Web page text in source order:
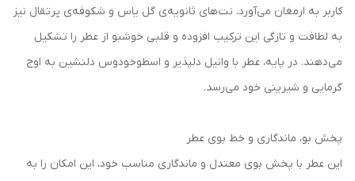
کاربر به ارمغان می‌آورد. نت‌های ثانویه‌ی گل یاس و شکوفه‌ی پرتقال نیز
به لطافت و تازگی این ترکیب افزوده و قلبی خوشبو از عطر را تشکیل
می‌دهند. در پایه، عطر با وانیل دلپذیر و اسطوخودوس دلنشین به اوج
گرمایی و شیرینی خود می‌رسد.
پخش بو، ماندگاری و خط بوی عطر
این عطر با پخش بوی معتدل و ماندگاری مناسب خود، این امکان را به